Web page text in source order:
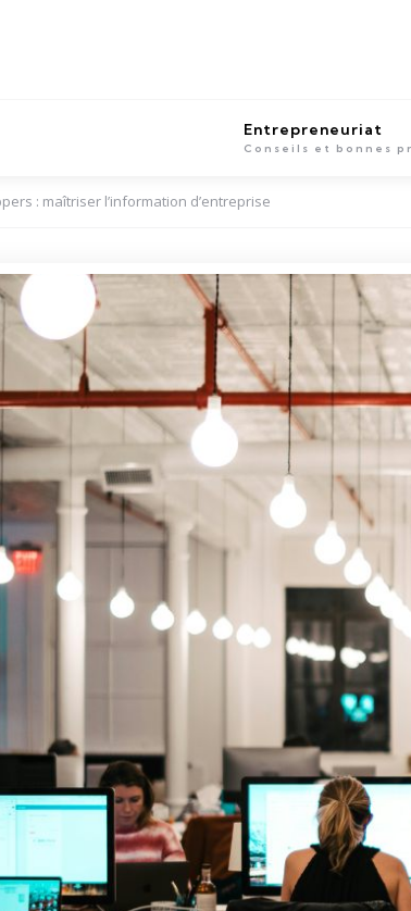
Entrepreneuriat
Conseils et bonnes
: maîtriser l’information d’entreprise